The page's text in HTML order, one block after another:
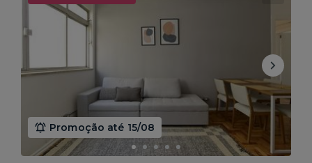
Promoção até 15/08